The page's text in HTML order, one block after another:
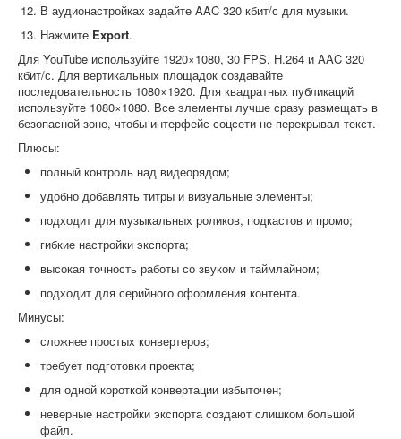
В аудионастройках задайте AAC 320 кбит/с для музыки.
Нажмите Export.
Для YouTube используйте 1920×1080, 30 FPS, H.264 и AAC 320
кбит/с. Для вертикальных площадок создавайте
последовательность 1080×1920. Для квадратных публикаций
используйте 1080×1080. Все элементы лучше сразу размещать в
безопасной зоне, чтобы интерфейс соцсети не перекрывал текст.
Плюсы:
полный контроль над видеорядом;
удобно добавлять титры и визуальные элементы;
подходит для музыкальных роликов, подкастов и промо;
гибкие настройки экспорта;
высокая точность работы со звуком и таймлайном;
подходит для серийного оформления контента.
Минусы:
сложнее простых конвертеров;
требует подготовки проекта;
для одной короткой конвертации избыточен;
неверные настройки экспорта создают слишком большой
файл.